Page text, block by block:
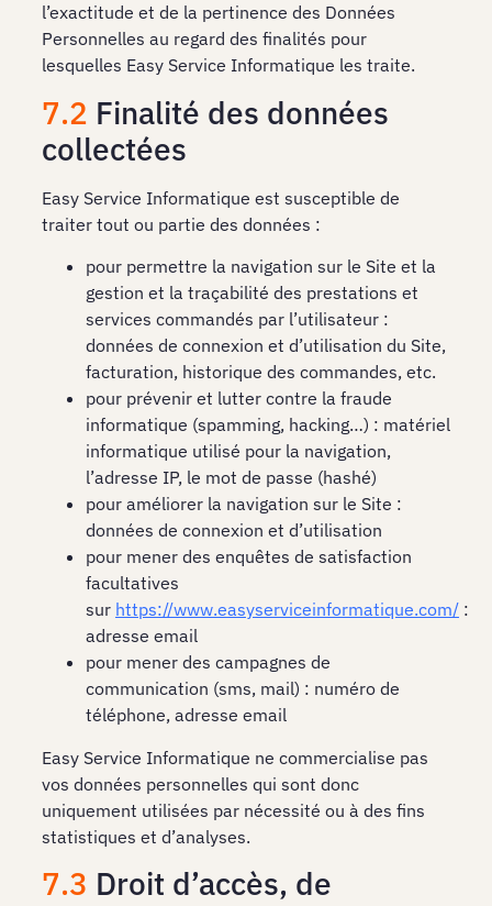
l’exactitude et de la pertinence des Données
Personnelles au regard des finalités pour
lesquelles Easy Service Informatique les traite.
7.2 Finalité des données
collectées
Easy Service Informatique est susceptible de
traiter tout ou partie des données :
pour permettre la navigation sur le Site et la
gestion et la traçabilité des prestations et
services commandés par l’utilisateur :
données de connexion et d’utilisation du Site,
facturation, historique des commandes, etc.
pour prévenir et lutter contre la fraude
informatique (spamming, hacking…) : matériel
informatique utilisé pour la navigation,
l’adresse IP, le mot de passe (hashé)
pour améliorer la navigation sur le Site :
données de connexion et d’utilisation
pour mener des enquêtes de satisfaction
facultatives
sur https://www.easyserviceinformatique.com/ :
adresse email
pour mener des campagnes de
communication (sms, mail) : numéro de
téléphone, adresse email
Easy Service Informatique ne commercialise pas
vos données personnelles qui sont donc
uniquement utilisées par nécessité ou à des fins
statistiques et d’analyses.
7.3 Droit d’accès, de